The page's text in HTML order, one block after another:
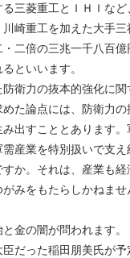
三菱重工とＩＨＩな
崎重工を加えた大手
二倍の三兆一千八百
といいます。
衛力の抜本的強化に
た論点には、防衛力
出すこととあります
産業を特別扱いで支
か。それは、産業も
みをもたらしかねま
金の闇が問われます。
だった稲田朋美氏が